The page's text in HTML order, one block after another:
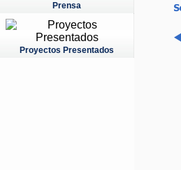
Prensa
Proyectos Presentados